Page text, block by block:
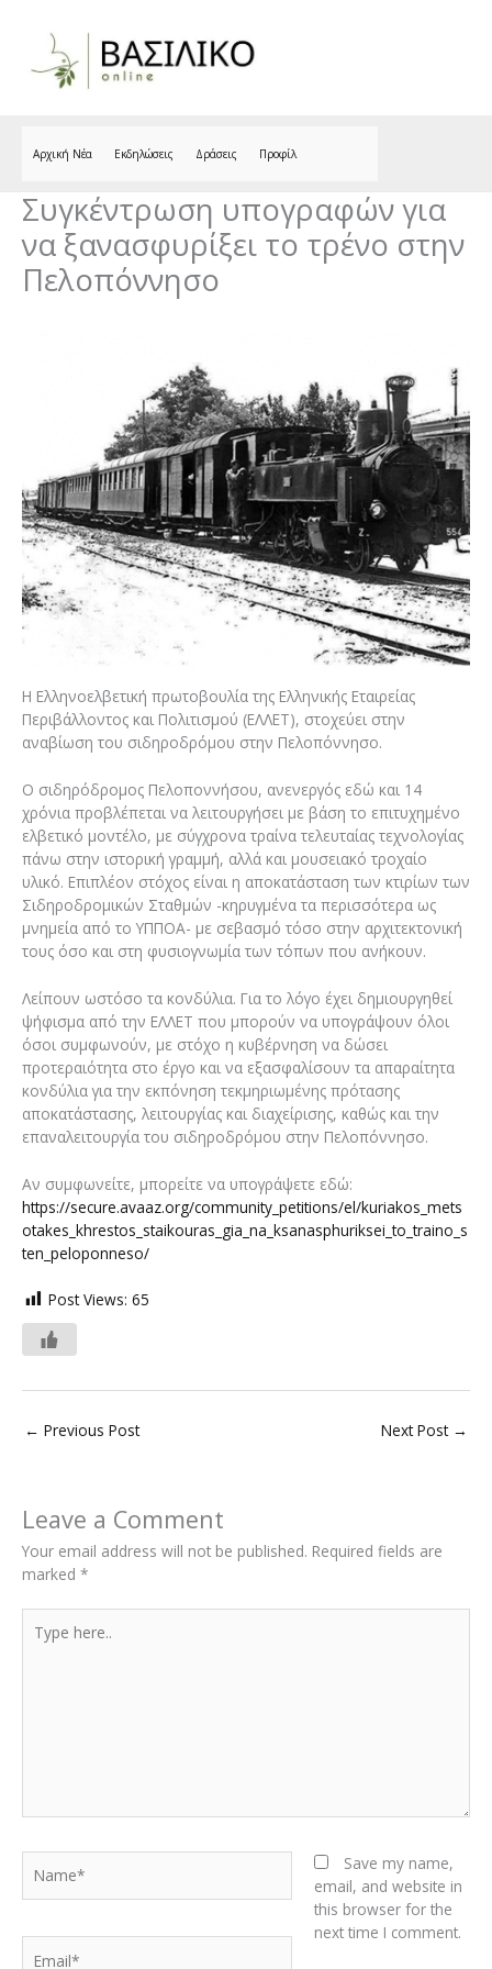
Αρχική Νέα Εκδηλώσεις Δράσεις Προφίλ
Συγκέντρωση υπογραφών για
να ξανασφυρίξει το τρένο στην
Πελοπόννησο
Η Ελληνοελβετική πρωτοβουλία της Ελληνικής Εταιρείας
Περιβάλλοντος και Πολιτισμού (ΕΛΛΕΤ), στοχεύει στην
αναβίωση του σιδηροδρόμου στην Πελοπόννησο.
Ο σιδηρόδρομος Πελοποννήσου, ανενεργός εδώ και 14
χρόνια προβλέπεται να λειτουργήσει με βάση το επιτυχημένο
ελβετικό μοντέλο, με σύγχρονα τραίνα τελευταίας τεχνολογίας
πάνω στην ιστορική γραμμή, αλλά και μουσειακό τροχαίο
υλικό. Επιπλέον στόχος είναι η αποκατάσταση των κτιρίων των
Σιδηροδρομικών Σταθμών -κηρυγμένα τα περισσότερα ως
μνημεία από το ΥΠΠΟΑ- με σεβασμό τόσο στην αρχιτεκτονική
τους όσο και στη φυσιογνωμία των τόπων που ανήκουν.
Λείπουν ωστόσο τα κονδύλια. Για το λόγο έχει δημιουργηθεί
ψήφισμα από την ΕΛΛΕΤ που μπορούν να υπογράψουν όλοι
όσοι συμφωνούν, με στόχο η κυβέρνηση να δώσει
προτεραιότητα στο έργο και να εξασφαλίσουν τα απαραίτητα
κονδύλια για την εκπόνηση τεκμηριωμένης πρότασης
αποκατάστασης, λειτουργίας και διαχείρισης, καθώς και την
επαναλειτουργία του σιδηροδρόμου στην Πελοπόννησο.
Αν συμφωνείτε, μπορείτε να υπογράψετε εδώ:
https://secure.avaaz.org/community_petitions/el/kuriakos_mets
otakes_khrestos_staikouras_gia_na_ksanasphuriksei_to_traino_s
ten_peloponneso/
Post Views: 65
← Previous Post Next Post →
Leave a Comment
Your email address will not be published. Required fields are
marked *
here..
Save my name,
email, and website in
this browser for the
next time I comment.